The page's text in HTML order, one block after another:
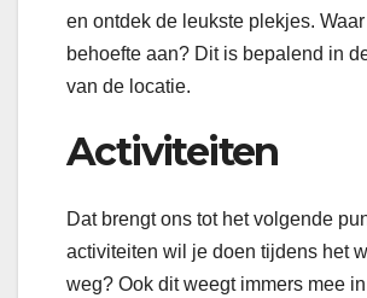
en ontdek de leukste plekjes.
behoefte aan? Dit is bepalend in
van de locatie.
Activiteiten
Dat brengt ons tot het volgende
activiteiten wil je doen tijdens het
weg? Ook dit weegt immers mee